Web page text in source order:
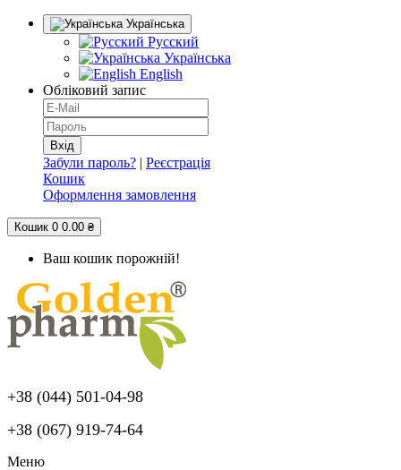
Українська
Русский
Українська
English
Обліковий запис
Забули пароль? | Реєстрація
Кошик
Оформлення замовлення
Кошик 0 0.00 ₴
Ваш кошик порожній!
+38 (044) 501-04-98
+38 (067) 919-74-64
Меню